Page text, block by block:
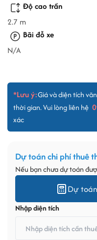
Độ cao trần
2.7 m
Bãi đỗ xe
N/A
*Lưu ý:Giá và diện tích
thời gian. Vui lòng liên hệ
xác
Dự toán chi phí thuê
Nếu bạn chưa dự toán
Dự
Nhập diện tích